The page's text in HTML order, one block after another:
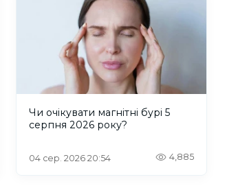
Чи очікувати магнітні бурі 5
серпня 2026 року?
04 сер. 2026 20:54 4,885